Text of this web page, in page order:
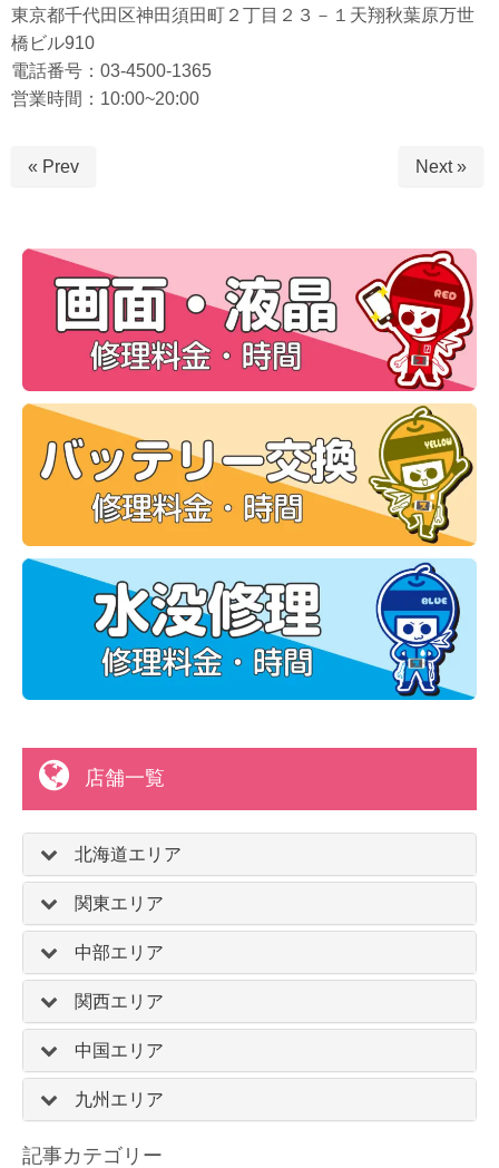
東京都千代田区神田須田町２丁目２３－１天翔秋葉原万世
橋ビル910
電話番号：03-4500-1365
営業時間：10:00~20:00
« Prev Next »
店舗一覧
北海道エリア
関東エリア
中部エリア
関西エリア
中国エリア
九州エリア
記事カテゴリー